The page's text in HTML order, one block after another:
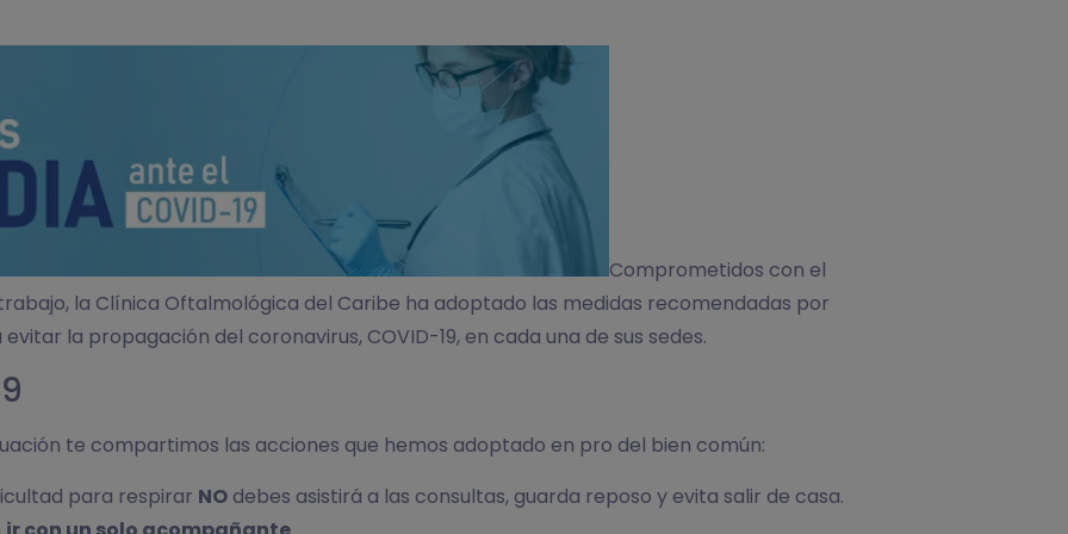
Comprometidos con el
la Clínica Oftalmológica del Caribe ha adoptado las medidas recomendadas por
la propagación del coronavirus, COVID-19, en cada una de sus sedes.
te compartimos las acciones que hemos adoptado en pro del bien común:
para respirar NO debes asistirá a las consultas, guarda reposo y evita salir de casa.